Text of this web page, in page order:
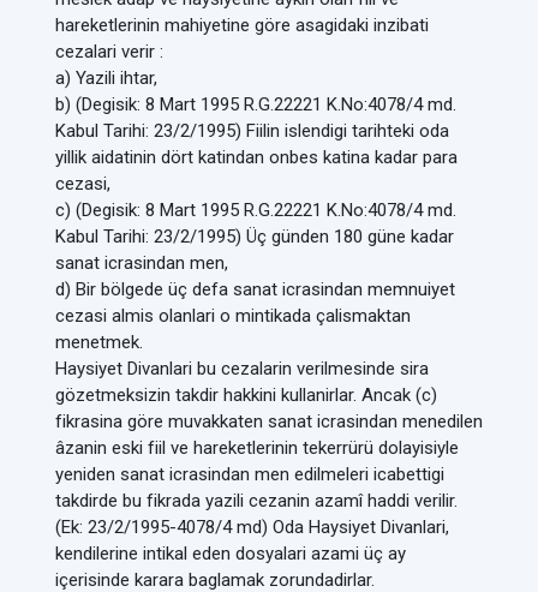
hareketlerinin mahiyetine göre asagidaki inzibati
cezalari verir :
a) Yazili ihtar,
b) (Degisik: 8 Mart 1995 R.G.22221 K.No:4078/4 md.
Kabul Tarihi: 23/2/1995) Fiilin islendigi tarihteki oda
yillik aidatinin dört katindan onbes katina kadar para
cezasi,
c) (Degisik: 8 Mart 1995 R.G.22221 K.No:4078/4 md.
Kabul Tarihi: 23/2/1995) Üç günden 180 güne kadar
sanat icrasindan men,
d) Bir bölgede üç defa sanat icrasindan memnuiyet
cezasi almis olanlari o mintikada çalismaktan
menetmek.
Haysiyet Divanlari bu cezalarin verilmesinde sira
gözetmeksizin takdir hakkini kullanirlar. Ancak (c)
fikrasina göre muvakkaten sanat icrasindan menedilen
âzanin eski fiil ve hareketlerinin tekerrürü dolayisiyle
yeniden sanat icrasindan men edilmeleri icabettigi
takdirde bu fikrada yazili cezanin azamî haddi verilir.
(Ek: 23/2/1995-4078/4 md) Oda Haysiyet Divanlari,
kendilerine intikal eden dosyalari azami üç ay
içerisinde karara baglamak zorundadirlar.